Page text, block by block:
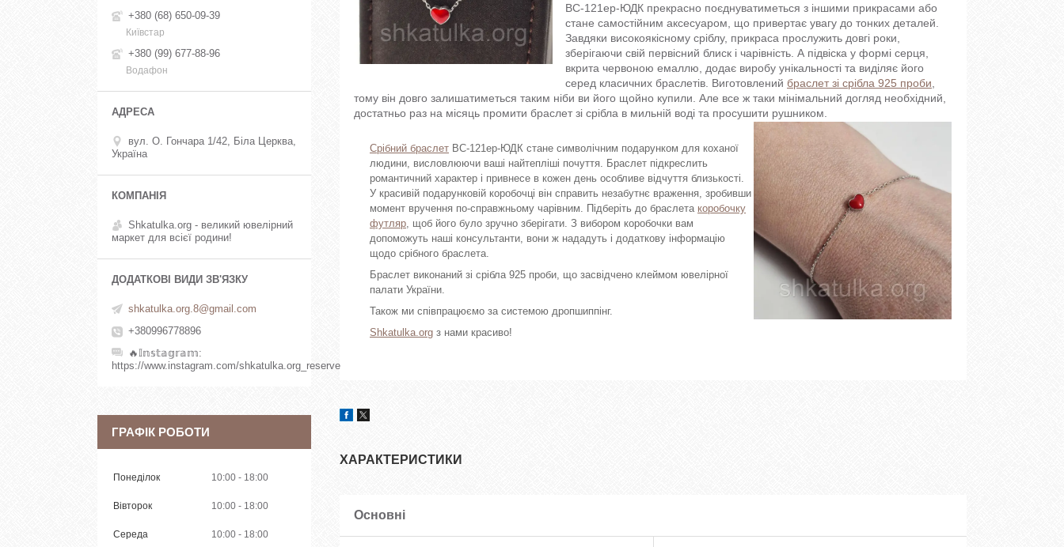
ВС-121ер-ЮДК прекрасно поєднуватиметься з іншими прикрасами або
стане самостійним аксесуаром, що привертає увагу до тонких деталей.
Завдяки високоякісному сріблу, прикраса прослужить довгі роки,
зберігаючи свій первісний блиск і чарівність. А підвіска у формі серця,
вкрита червоною емаллю, додає виробу унікальності та виділяє його
серед класичних браслетів. Виготовлений браслет зі срібла 925 проби
тому він довго залишатиметься таким ніби ви його щойно купили. Але все ж таки мінімальний догляд необхідний,
достатньо раз на місяць промити браслет зі срібла в мильній воді та просушити рушником.
Срібний браслет ВС-121ер-ЮДК стане символічним подарунком для коханої
людини, висловлюючи ваші найтепліші почуття. Браслет підкреслить
романтичний характер і привнесе в кожен день особливе відчуття близькості.
У красивій подарунковій коробочці він справить незабутнє враження, зробивши
момент вручення по-справжньому чарівним. Підберіть до браслета коробочку
футляр , щоб його було зручно зберігати. З вибором коробочки вам
допоможуть наші консультанти, вони ж нададуть і додаткову інформацію
щодо срібного браслета.
Браслет виконаний зі срібла 925 проби, що засвідчено клеймом ювелірної
палати України.
Також ми співпрацюємо за системою дропшиппінг.
Shkatulka.org з нами красиво!
ХАРАКТЕРИСТИКИ
Основні
+380 (68) 650-09-39
Київстар
+380 (99) 677-88-96
Водафон
вул. О. Гончара 1/42, Біла Церква,
Україна
Shkatulka.org - великий ювелірний
маркет для всієї родини!
shkatulka.org.8@gmail.com
+380996778896
🔥𝕀𝕟𝕤𝕥𝕒𝕘𝕣𝕒𝕞
https://www.instagram.com/shkatulka.org_reserve
ГРАФІК РОБОТИ
Понеділок 10:00 18:00
Вівторок 10:00 18:00
Середа 10:00 18:00